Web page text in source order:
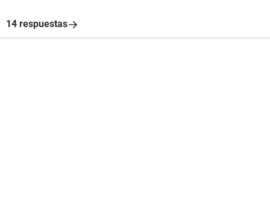
14 respuestas